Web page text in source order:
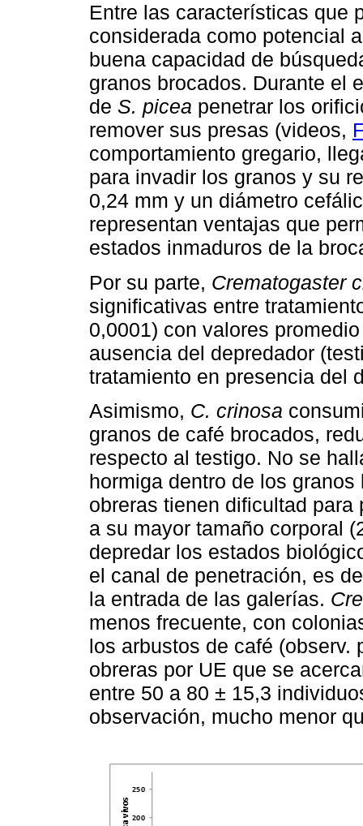
Entre las características que
considerada como potencial
buena capacidad de
granos brocados. Durante el
de S. picea penetrar los
remover sus presas (videos,
comportamiento gregario,
para invadir los granos y su
0,24 mm y un diámetro
representan ventajas que
estados inmaduros de la
Por su parte, Crematogaster
significativas entre
0,0001) con valores
ausencia del depredador
tratamiento en presencia del
Asimismo, C. crinosa
granos de café brocados,
respecto al testigo. No se
hormiga dentro de los
obreras tienen dificultad
a su mayor tamaño corporal
depredar los estados
el canal de penetración, es
la entrada de las galerías.
menos frecuente, con
los arbustos de café (observ.
obreras por UE que se
entre 50 a 80 ± 15,3
observación, mucho menor